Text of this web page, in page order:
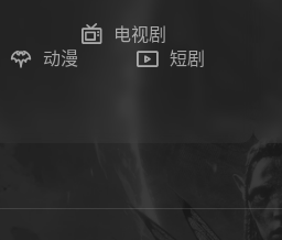
电视剧
动漫 短剧